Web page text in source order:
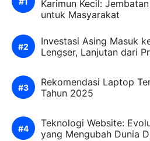
Karimun Kecil:
untuk Masyarakat
Investasi Asing Masuk
Lengser, Lanjutan dari
Rekomendasi Laptop
Tahun 2025
Teknologi Website:
yang Mengubah Dunia